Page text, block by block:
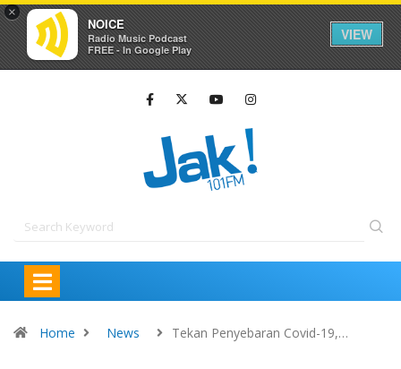
×
NOICE
Radio Music Podcast
FREE - In Google Play
VIEW
Home News Tekan Penyebaran Covid-19,…